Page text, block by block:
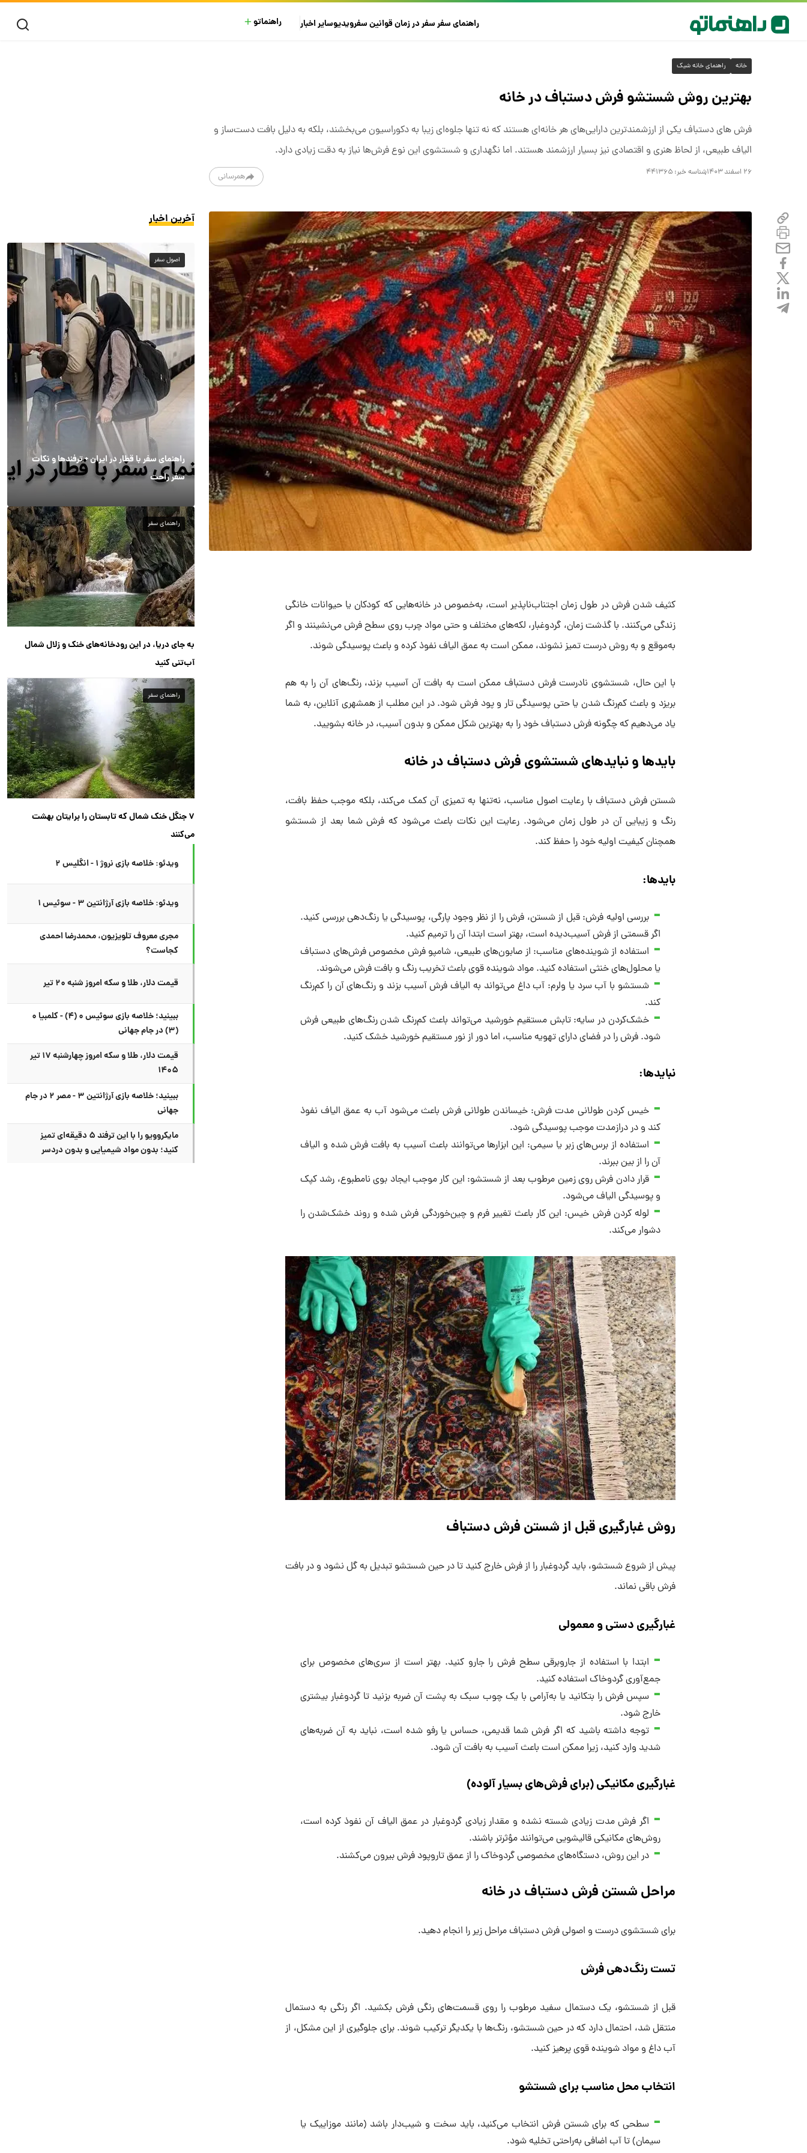
راهنمای سفرسفر در زمانقوانین سفرویدیوسایراخبار راهنماتو
خانه راهنمای خانه شیک
بهترین روش شستشو فرش دستباف در خانه
فرش ‌های دستباف یکی از ارزشمندترین دارایی‌های هر خانه‌ای هستند که نه ‌تنها جلوه‌ای زیبا به دکوراسیون می‌بخشند، بلکه به دلیل بافت دست‌ساز و
الیاف طبیعی، از لحاظ هنری و اقتصادی نیز بسیار ارزشمند هستند. اما نگهداری و شستشوی این نوع فرش‌ها نیاز به دقت زیادی دارد.
۲۶ اسفند ۱۴۰۳ شناسه خبر: ۴۴۱۳۶۵ همرسانی
کثیف ‌شدن فرش در طول زمان اجتناب‌ناپذیر است، به‌خصوص در خانه‌هایی که کودکان یا حیوانات خانگی
زندگی می‌کنند. با گذشت زمان، گردوغبار، لکه‌های مختلف و حتی مواد چرب روی سطح فرش می‌نشینند و اگر
به‌موقع و به روش درست تمیز نشوند، ممکن است به عمق الیاف نفوذ کرده و باعث پوسیدگی شوند.
با این ‌حال، شستشوی نادرست فرش دستباف ممکن است به بافت آن آسیب بزند، رنگ‌های آن را به هم
بریزد و باعث کم‌رنگ ‌شدن یا حتی پوسیدگی تار و پود فرش شود. در این مطلب از همشهری آنلاین، به شما
یاد می‌دهیم که چگونه فرش دستباف خود را به بهترین شکل ممکن و بدون آسیب، در خانه بشویید.
بایدها و نبایدهای شستشوی فرش دستباف در خانه
شستن فرش دستباف با رعایت اصول مناسب، نه‌تنها به تمیزی آن کمک می‌کند، بلکه موجب حفظ بافت،
رنگ و زیبایی آن در طول زمان می‌شود. رعایت این نکات باعث می‌شود که فرش شما بعد از شستشو
همچنان کیفیت اولیه خود را حفظ کند.
بایدها:
بررسی اولیه فرش: قبل از شستن، فرش را از نظر وجود پارگی، پوسیدگی یا رنگ‌دهی بررسی کنید.
اگر قسمتی از فرش آسیب‌دیده است، بهتر است ابتدا آن را ترمیم کنید.
استفاده از شوینده‌های مناسب: از صابون‌های طبیعی، شامپو فرش مخصوص فرش‌های دستباف
یا محلول‌های خنثی استفاده کنید. مواد شوینده قوی باعث تخریب رنگ و بافت فرش می‌شوند.
شستشو با آب سرد یا ولرم: آب داغ می‌تواند به الیاف فرش آسیب بزند و رنگ‌های آن را کم‌رنگ
کند.
خشک‌کردن در سایه: تابش مستقیم خورشید می‌تواند باعث کم‌رنگ ‌شدن رنگ‌های طبیعی فرش
شود. فرش را در فضای دارای تهویه مناسب، اما دور از نور مستقیم خورشید خشک کنید.
نبایدها:
خیس کردن طولانی ‌مدت فرش: خیساندن طولانی فرش باعث می‌شود آب به عمق الیاف نفوذ
کند و در درازمدت موجب پوسیدگی شود.
استفاده از برس‌های زبر یا سیمی: این ابزارها می‌توانند باعث آسیب به بافت فرش شده و الیاف
آن را از بین ببرند.
قرار دادن فرش روی زمین مرطوب بعد از شستشو: این کار موجب ایجاد بوی نامطبوع، رشد کپک
و پوسیدگی الیاف می‌شود.
لوله ‌کردن فرش خیس: این کار باعث تغییر فرم و چین‌خوردگی فرش شده و روند خشک‌شدن را
دشوار می‌کند.
روش غبارگیری قبل از شستن فرش دستباف
پیش از شروع شستشو، باید گردوغبار را از فرش خارج کنید تا در حین شستشو تبدیل به گل نشود و در بافت
فرش باقی نماند.
غبارگیری دستی و معمولی
ابتدا با استفاده از جاروبرقی سطح فرش را جارو کنید. بهتر است از سری‌های مخصوص برای
جمع‌آوری گردوخاک استفاده کنید.
سپس فرش را بتکانید یا به‌آرامی با یک چوب سبک به پشت آن ضربه بزنید تا گردوغبار بیشتری
خارج شود.
توجه داشته باشید که اگر فرش شما قدیمی، حساس یا رفو شده است، نباید به آن ضربه‌های
شدید وارد کنید، زیرا ممکن است باعث آسیب به بافت آن شود.
غبارگیری مکانیکی (برای فرش‌های بسیار آلوده)
اگر فرش مدت زیادی شسته نشده و مقدار زیادی گردوغبار در عمق الیاف آن نفوذ کرده است،
روش‌های مکانیکی قالیشویی می‌توانند مؤثرتر باشند.
در این روش، دستگاه‌های مخصوصی گردوخاک را از عمق تاروپود فرش بیرون می‌کشند.
مراحل شستن فرش دستباف در خانه
برای شستشوی درست و اصولی فرش دستباف مراحل زیر را انجام دهید.
تست رنگ‌دهی فرش
قبل از شستشو، یک دستمال سفید مرطوب را روی قسمت‌های رنگی فرش بکشید. اگر رنگی به دستمال
منتقل شد، احتمال دارد که در حین شستشو، رنگ‌ها با یکدیگر ترکیب شوند. برای جلوگیری از این مشکل، از
آب داغ و مواد شوینده قوی پرهیز کنید.
انتخاب محل مناسب برای شستشو
سطحی که برای شستن فرش انتخاب می‌کنید، باید سخت و شیب‌دار باشد (مانند موزاییک یا
سیمان) تا آب اضافی به‌راحتی تخلیه شود.
آخرین اخبار
اصول سفر
راهنمای سفر با قطار در ایران + ترفندها و نکات
سفر راحت
راهنمای سفر
به جای دریا، در این رودخانه‌های خنک و زلال شمال
آب‌تنی کنید
راهنمای سفر
۷ جنگل خنک شمال که تابستان را برایتان بهشت
می‌کنند
ویدئو: خلاصه بازی نروژ ۱ - انگلیس ۲
ویدئو: خلاصه بازی آرژانتین ۳ - سوئیس ۱
مجری معروف تلویزیون، محمدرضا احمدی
کجاست؟
قیمت دلار، طلا و سکه امروز شنبه ۲۰ تیر
ببینید؛ خلاصه بازی سوئیس ۰ (۴) - کلمبیا ۰
(۳) در جام جهانی
قیمت دلار، طلا و سکه امروز چهارشنبه ۱۷ تیر
۱۴۰۵
ببینید؛ خلاصه بازی آرژانتین ۳ - مصر ۲ در جام
جهانی
مایکروویو را با این ترفند ۵ دقیقه‌ای تمیز
کنید؛ بدون مواد شیمیایی و بدون دردسر